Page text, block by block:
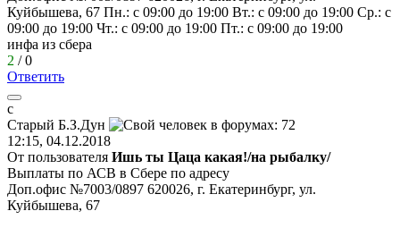
Куйбышева, 67 Пн.: c 09:00 до 19:00 Вт.: c 09:00 до 19:00 Ср.: c
09:00 до 19:00 Чт.: c 09:00 до 19:00 Пт.: c 09:00 до 19:00
инфа из сбера
2 /0
Ответить
с
Старый Б.З.Дун
12:15, 04.12.2018
От пользователя Ишь ты Цаца какая!/на рыбалку/
Выплаты по АСВ в Сбере по адресу
Доп.офис №7003/0897 620026, г. Екатеринбург, ул.
Куйбышева, 67